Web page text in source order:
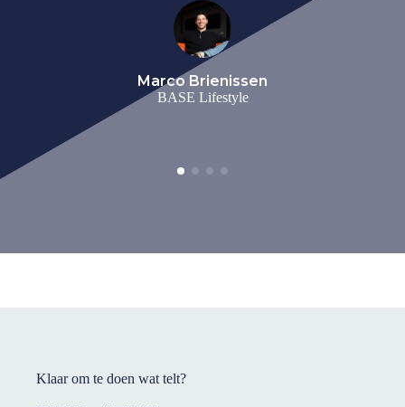
Marco Brienissen
BASE Lifestyle
Klaar om te doen wat telt?